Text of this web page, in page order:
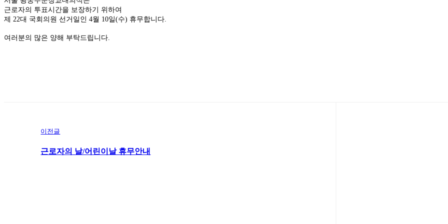
근로자의 투표시간을 보장하기 위하여
제 22대 국회의원 선거일인 4월 10일(수) 휴무합니다.
여러분의 많은 양해 부탁드립니다.
이전글
근로자의 날/어린이날 휴무안내